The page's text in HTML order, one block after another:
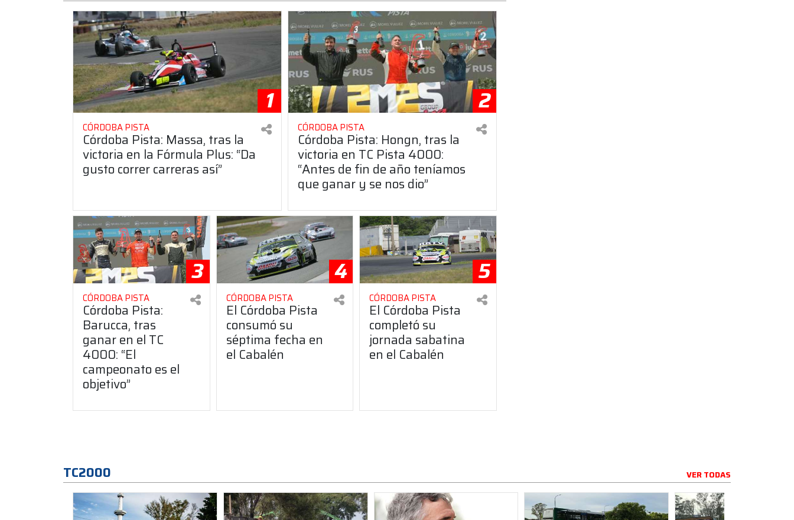
1
CÓRDOBA PISTA
Córdoba Pista: Massa, tras la
victoria en la Fórmula Plus: “Da
gusto correr carreras así”
2
CÓRDOBA PISTA
Córdoba Pista: Hongn, tras la
victoria en TC Pista 4000:
“Antes de fin de año teníamos
que ganar y se nos dio”
3
CÓRDOBA PISTA
Córdoba Pista:
Barucca, tras
ganar en el TC
4000: “El
campeonato es el
objetivo”
4
CÓRDOBA PISTA
El Córdoba Pista
consumó su
séptima fecha en
el Cabalén
5
CÓRDOBA PISTA
El Córdoba Pista
completó su
jornada sabatina
en el Cabalén
TC2000 VER TODAS